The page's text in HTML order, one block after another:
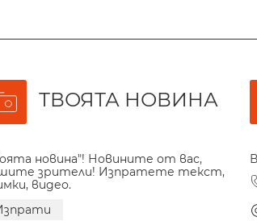
ТВОЯТА НОВИНА
новина"! Новините от вас,
зрители! Изпратете текст,
видео.